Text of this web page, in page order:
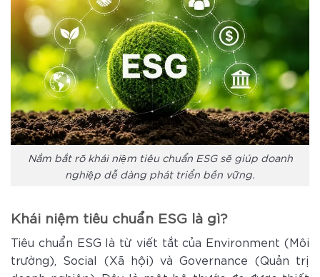
Nắm bắt rõ khái niệm tiêu chuẩn ESG sẽ giúp doanh
nghiệp dễ dàng phát triển bền vững.
Khái niệm tiêu chuẩn ESG là gì?
Tiêu chuẩn ESG là từ viết tắt của Environment (Môi
trường), Social (Xã hội) và Governance (Quản trị